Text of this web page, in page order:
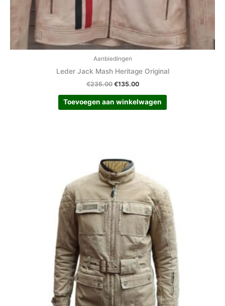
Aanbiedingen
Leder Jack Mash Heritage Original
€235.00 €135.00
Toevoegen aan winkelwagen